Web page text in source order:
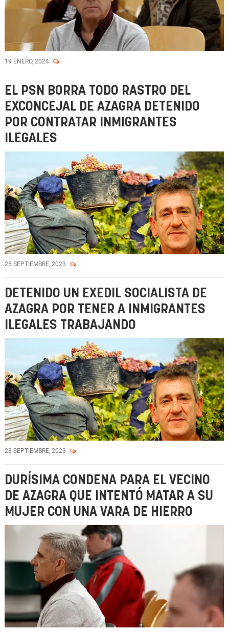
19 ENERO, 2024
EL PSN BORRA TODO RASTRO DEL
EXCONCEJAL DE AZAGRA DETENIDO
POR CONTRATAR INMIGRANTES
ILEGALES
25 SEPTIEMBRE, 2023
DETENIDO UN EXEDIL SOCIALISTA DE
AZAGRA POR TENER A INMIGRANTES
ILEGALES TRABAJANDO
23 SEPTIEMBRE, 2023
DURÍSIMA CONDENA PARA EL VECINO
DE AZAGRA QUE INTENTÓ MATAR A SU
MUJER CON UNA VARA DE HIERRO